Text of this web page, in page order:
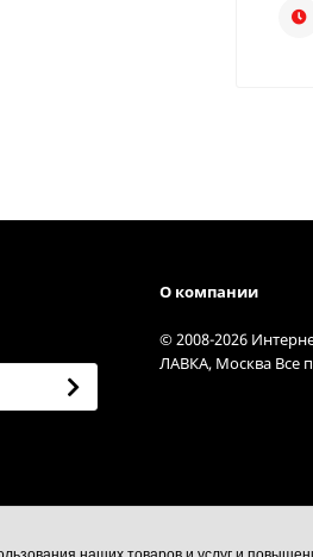
О компании
© 2008-2026
ЛАВКА, Москва Все